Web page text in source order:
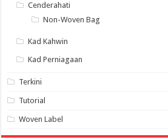
Cenderahati
Non-Woven Bag
Kad Kahwin
Kad Perniagaan
Terkini
Tutorial
Woven Label